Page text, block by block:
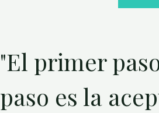
"El primer
paso es la